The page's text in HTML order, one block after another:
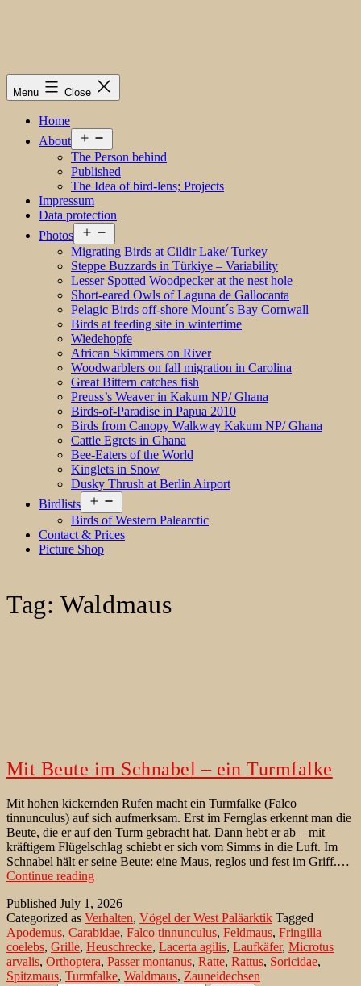
Menu Close
Home
About
menu
The Person behind
Published
The Idea of bird-lens; Projects
Impressum
Data protection
Photos
menu
Migrating Birds at Cildir Lake/ Turkey
Steppe Buzzards in Türkiye – Variability
Lesser Spotted Woodpecker at the nest hole
Short-eared Owls of Laguna de Gallocanta
Pelagic Birds off-shore Mount´s Bay Cornwall
Birds at feeding site in wintertime
Wiedehopfe
African Skimmers on River
Woodwarblers on fall migration in Carolina
Great Bittern catches fish
Preuss’s Weaver in Kakum NP/ Ghana
Birds-of-Paradise in Papua 2010
Birds from Canopy Walkway Kakum NP/ Ghana
Cattle Egrets in Ghana
Bee-Eaters of the World
Kinglets in Snow
Dusky Thrush at Berlin Airport
Birdlists
menu
Birds of Western Palearctic
Contact & Prices
Picture Shop
Tag:Waldmaus
Mit Beute im Schnabel – ein Turmfalke
Mit hohen kickernden Rufen macht ein Turmfalke (Falco
tinnunculus) auf sich aufmerksam. Erst im Fernglas erkennt man die
Beute, die er auf den Turm gebracht hat. Dann hebt er ab – mit
kräftigem Flügelschlag schiebt er sich vom Simms in die Luft. Im
Schnabel hält er seine Beute: eine Maus, reglos und fest im Griff.…
Continue readingMit
im
Schnabel
–
ein
Turmfalke
Published July 1, 2026
Categorized as Verhalten, Vögel der West Paläarktik Tagged
Apodemus, Carabidae, Falco tinnunculus, Feldmaus, Fringilla
coelebs, Grille, Heuschrecke, Lacerta agilis, Laufkäfer, Microtus
arvalis, Orthoptera, Passer montanus, Ratte, Rattus, Soricidae,
Spitzmaus, Turmfalke, Waldmaus, Zauneidechsen